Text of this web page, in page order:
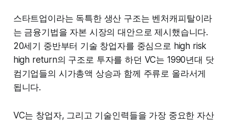
스타트업이라는 독특한 생산 구조는 벤처캐피탈이라
는 금융기법을 자본 시장의 대안으로 제시했습니다.
20세기 중반부터 기술 창업자를 중심으로 high risk
high return의 구조로 투자를 하던 VC는 1990년대 닷
컴기업들의 시가총액 상승과 함께 주류로 올라서게
됩니다.
VC는 창업자, 그리고 기술인력들을 가장 중요한 자산